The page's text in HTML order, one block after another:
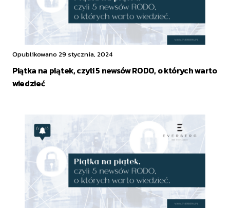
Opublikowano 29 stycznia, 2024
Piątka na piątek, czyli 5 newsów RODO, o których warto
wiedzieć